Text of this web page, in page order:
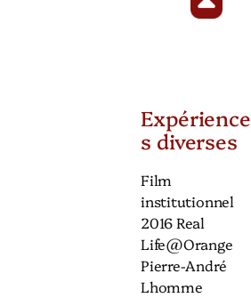
Expérience
s diverses
Film
institutionnel
2016 Real
Life@Orange
Pierre-André
Lhomme